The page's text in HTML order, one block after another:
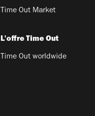
Time Out Market
L'offre Time Out
Time Out worldwide